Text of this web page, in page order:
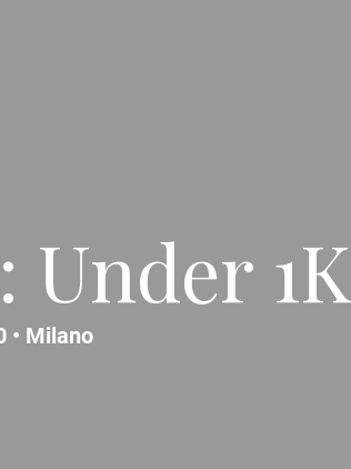
Under 1K
• Milano